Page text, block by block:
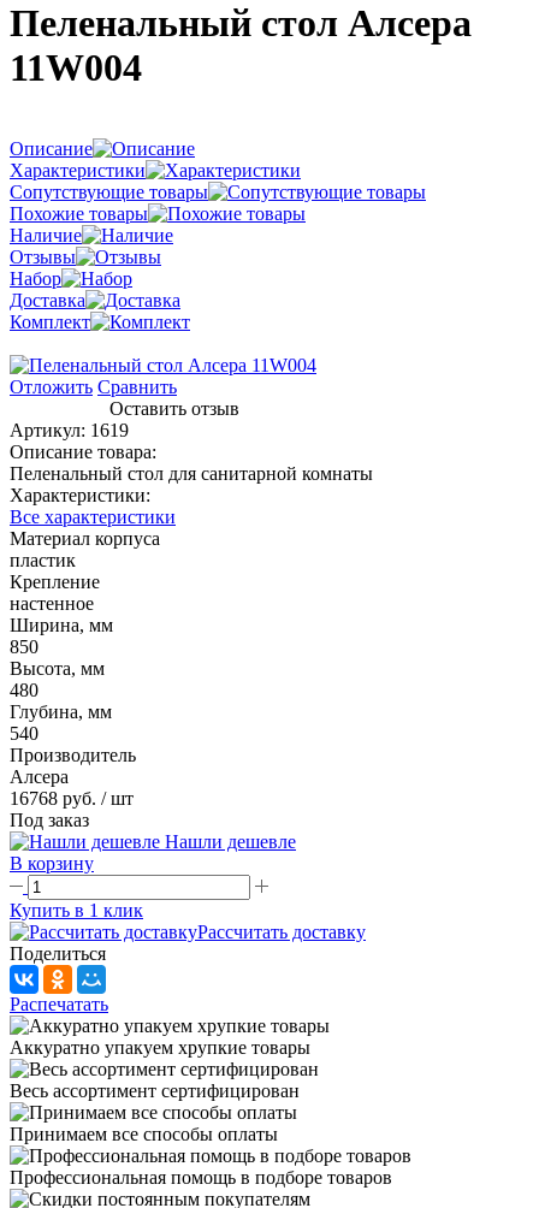
Пеленальный стол Алсера
11W004
Описание
Характеристики
Сопутствующие товары
Похожие товары
Наличие
Отзывы
Набор
Доставка
Комплект
Отложить Сравнить
Оставить отзыв
Артикул: 1619
Описание товара:
Пеленальный стол для санитарной комнаты
Характеристики:
Все характеристики
Материал корпуса
пластик
Крепление
настенное
Ширина, мм
850
Высота, мм
480
Глубина, мм
540
Производитель
Алсера
16768 руб. / шт
Под заказ
Нашли дешевле
В корзину
Купить в 1 клик
Рассчитать доставку
Поделиться
Распечатать
Аккуратно упакуем хрупкие товары
Весь ассортимент сертифицирован
Принимаем все способы оплаты
Профессиональная помощь в подборе товаров